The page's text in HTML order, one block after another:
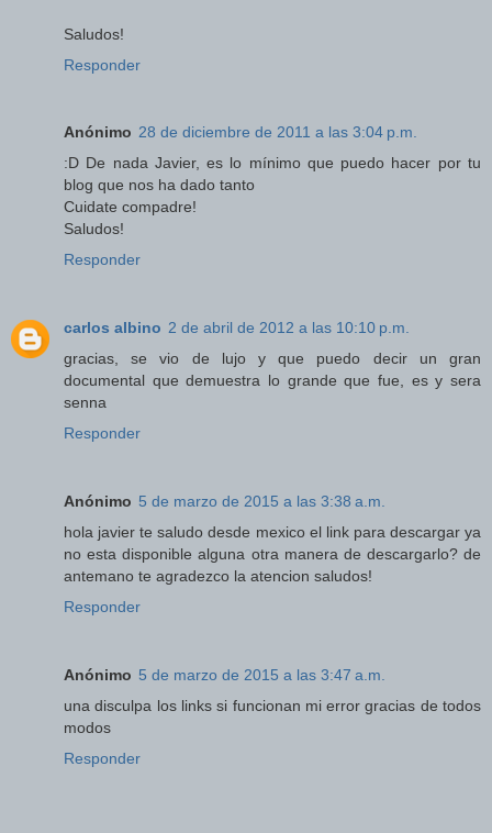
Saludos!
Responder
Anónimo 28 de diciembre de 2011 a las 3:04 p.m.
:D De nada Javier, es lo mínimo que puedo hacer por tu
blog que nos ha dado tanto
Cuidate compadre!
Saludos!
Responder
carlos albino 2 de abril de 2012 a las 10:10 p.m.
gracias, se vio de lujo y que puedo decir un gran
documental que demuestra lo grande que fue, es y sera
senna
Responder
Anónimo 5 de marzo de 2015 a las 3:38 a.m.
hola javier te saludo desde mexico el link para descargar ya
no esta disponible alguna otra manera de descargarlo? de
antemano te agradezco la atencion saludos!
Responder
Anónimo 5 de marzo de 2015 a las 3:47 a.m.
una disculpa los links si funcionan mi error gracias de todos
modos
Responder